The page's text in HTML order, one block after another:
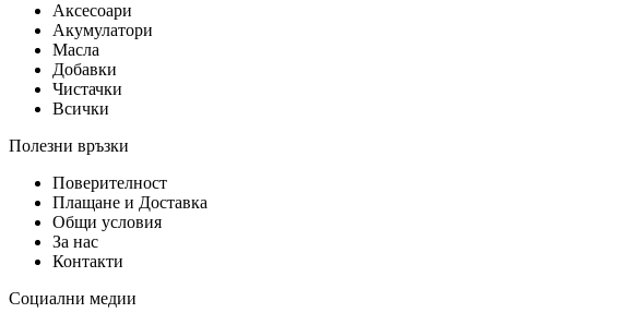
Аксесоари
Акумулатори
Масла
Добавки
Чистачки
Всички
Полезни връзки
Поверителност
Плащане и Доставка
Общи условия
За нас
Контакти
Социални медии